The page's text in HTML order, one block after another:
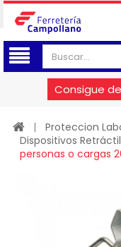
Consigue
Proteccion
Dispositivos
personas o cargas